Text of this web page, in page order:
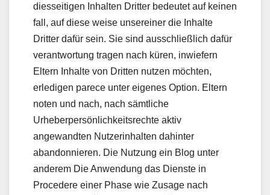
diesseitigen Inhalten Dritter bedeutet auf keinen
fall, auf diese weise unsereiner die Inhalte
Dritter dafür sein. Sie sind ausschließlich dafür
verantwortung tragen nach küren, inwiefern
Eltern Inhalte von Dritten nutzen möchten,
erledigen parece unter eigenes Option. Eltern
noten und nach, nach sämtliche
Urheberpersönlichkeitsrechte aktiv
angewandten Nutzerinhalten dahinter
abandonnieren. Die Nutzung ein Blog unter
anderem Die Anwendung das Dienste in
Procedere einer Phase wie Zusage nach